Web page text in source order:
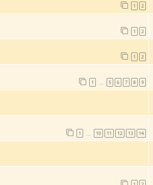
1 2
1 2
1 2
1 5 6 7 8 9
1 10 11 12 13 14